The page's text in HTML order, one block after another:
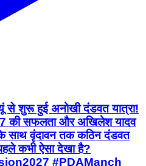
से शुरू हुई अनोखी दंडवत यात्रा!
की सफलता और अखिलेश यादव
साथ वृंदावन तक कठिन दंडवत
कभी ऐसा देखा है?
#PDAManch